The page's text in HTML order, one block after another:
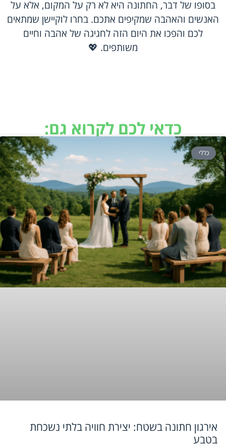
בסופו של דבר, החתונה היא לא רק על המקום, אלא על
האנשים והאהבה שמקיפים אתכם. בחרו לוקיישן שמתאים
לכם והפכו את היום הזה לחגיגה של אהבה וחיים
משותפים. 💖
כדאי לכם לקרוא גם:
כללי
אירגון חתונה בשטח: יצירת חוויה בלתי נשכחת
בטבע